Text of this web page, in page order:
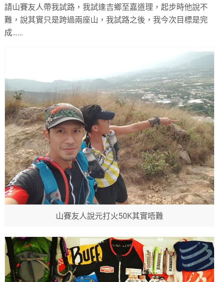
請山賽友人帶我試路，我試逢吉鄉至嘉道理，起步時他說不
難，說其實只是跨過兩座山，我試路之後，我今次目標是完
成……
山賽友人說元打火50K其實唔難